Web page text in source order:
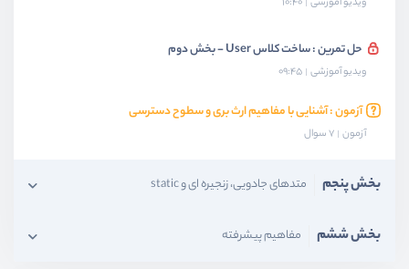
حل تمرین : ساخت کلاس User - بخش دوم
ویدیو آموزشی 09:45
آزمون : آشنایی با مفاهیم ارث بری و سطوح دسترسی
آزمون 7 سوال
بخش پنجم متدهای جادویی، زنجیره ای و static
بخش ششم مفاهیم پیشرفته